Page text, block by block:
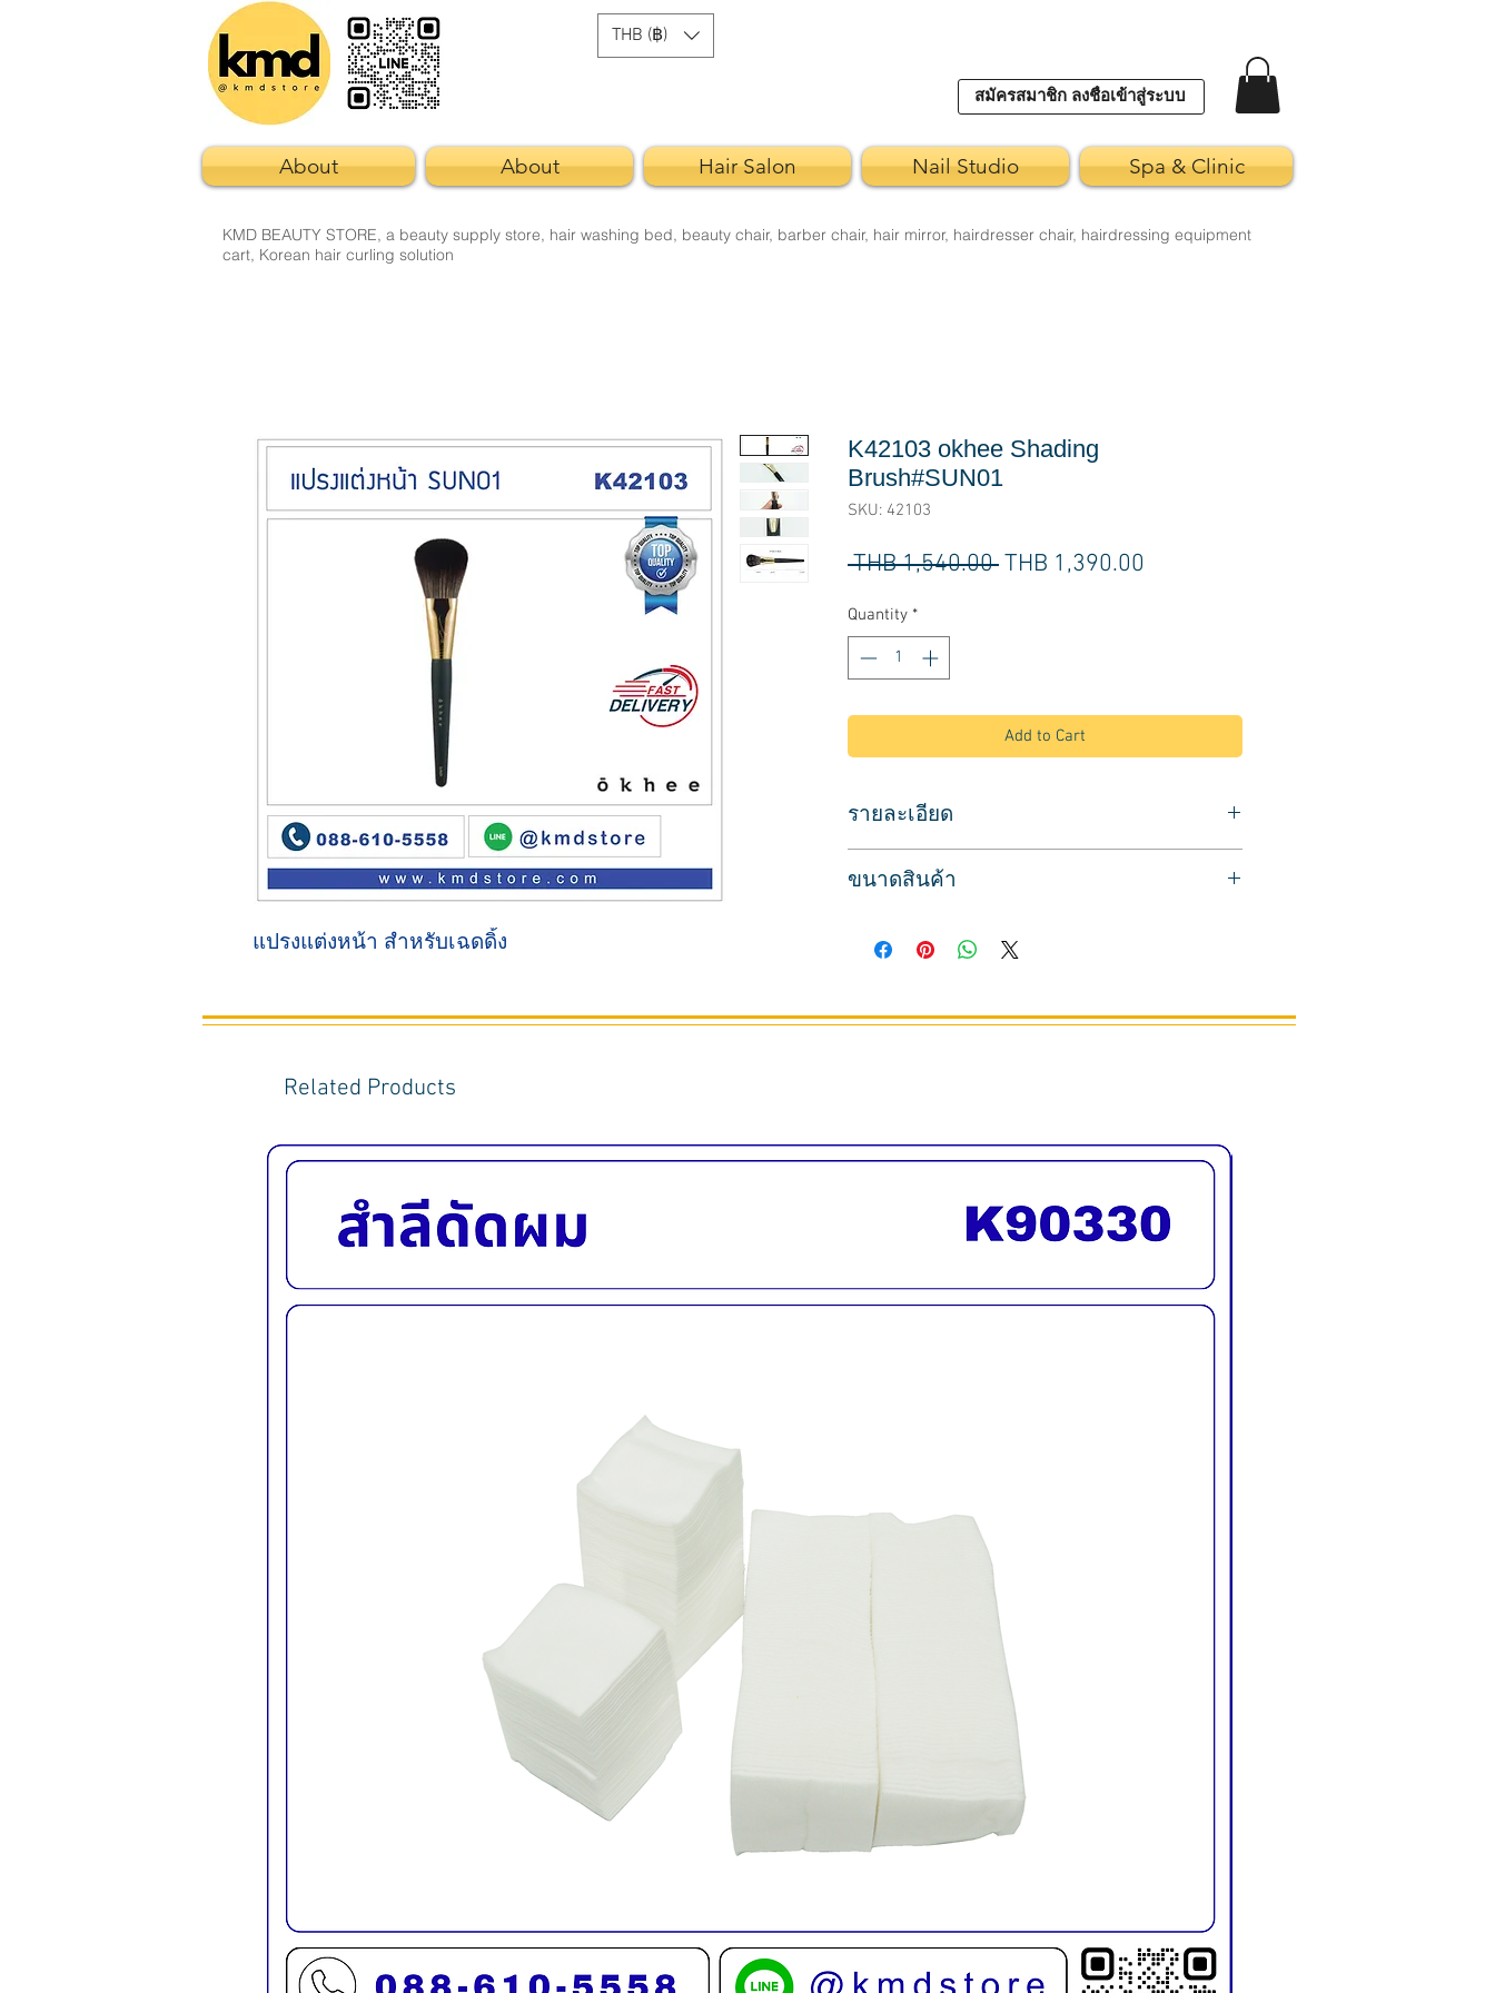
THB (฿)
สมัครสมาชิก ลงชื่อเข้าสู่ระบบ
About About Hair Salon Nail Studio Spa & Clinic
KMD BEAUTY STORE, a beauty supply store, hair washing bed, beauty chair, barber chair, hair mirror, hairdresser chair, hairdressing equipment
cart, Korean hair curling solution
แปรงแต่งหน้า สำหรับเฉดดิ้ง
K42103 okhee Shading
Brush#SUN01
SKU: 42103
THB 1,540.00 Regular
THB 1,390.00
Quantity *
Add to Cart
รายละเอียด
Jade Brush Shading
พร้อมปลอกใส่ เพื่อรักษาขนแปรง
ขนาดสินค้า
แปรงยาว 5 ซม.
Related Products